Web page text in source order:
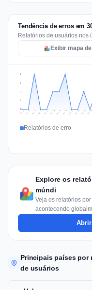
Tendência de erros em
Relatórios de usuários nos
Exibir mapa
1
1
2
2
Jul 9 Jul 10 Jul 11 Jul 12 Jul 13 Jul 14 Jul 15 Jul 16 Jul 17 Jul 18 Jul 19 Jul 20
Relatórios de erro
Explore os
múndi
Veja os relatórios
acontecendo
Principais países por
de usuários